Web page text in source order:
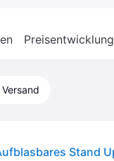
Preisentwicklung